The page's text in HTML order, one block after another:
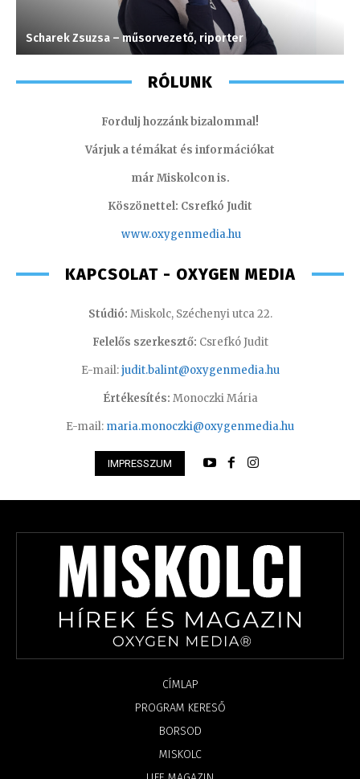
Scharek Zsuzsa – műsorvezető, riporter
RÓLUNK
Fordulj hozzánk bizalommal!
Várjuk a témákat és információkat
már Miskolcon is.
Köszönettel: Csrefkó Judit
www.oxygenmedia.hu
KAPCSOLAT - OXYGEN MEDIA
Stúdió: Miskolc, Széchenyi utca 22.
Felelős szerkesztő: Csrefkó Judit
E-mail:judit.balint@oxygenmedia.hu
Értékesítés: Monoczki Mária
E-mail: maria.monoczki@oxygenmedia.hu
IMPRESSZUM
CÍMLAP
PROGRAM KERESŐ
BORSOD
MISKOLC